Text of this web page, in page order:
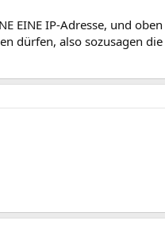
EINE IP-Adresse, und
dürfen, also sozusagen